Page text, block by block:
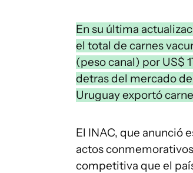
En su última
el total de carnes
(peso canal) por US$
detras del mercado
Uruguay exportó
El INAC, que anunció
actos
competitiva que el